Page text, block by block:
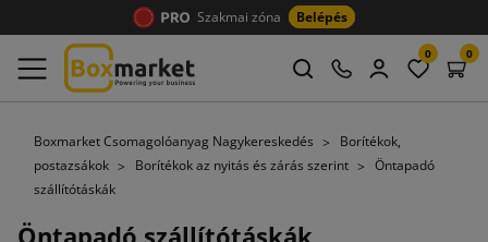
Szakmai zóna Belépés
0 0
Boxmarket Csomagolóanyag Nagykereskedés
Borítékok,
postazsákok
Borítékok az nyitás és zárás szerint
Öntapadó
szállítótáskák
Öntapadó szállítótáskák